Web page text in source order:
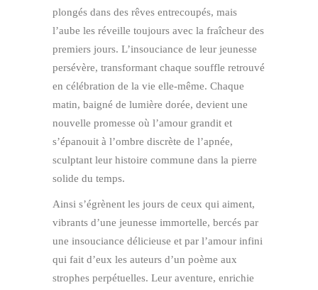
plongés dans des rêves entrecoupés, mais
l’aube les réveille toujours avec la fraîcheur des
premiers jours. L’insouciance de leur jeunesse
persévère, transformant chaque souffle retrouvé
en célébration de la vie elle-même. Chaque
matin, baigné de lumière dorée, devient une
nouvelle promesse où l’amour grandit et
s’épanouit à l’ombre discrète de l’apnée,
sculptant leur histoire commune dans la pierre
solide du temps.
Ainsi s’égrènent les jours de ceux qui aiment,
vibrants d’une jeunesse immortelle, bercés par
une insouciance délicieuse et par l’amour infini
qui fait d’eux les auteurs d’un poème aux
strophes perpétuelles. Leur aventure, enrichie